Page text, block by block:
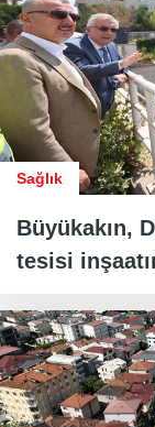
Sağlık
Büyükakın,
tesisi